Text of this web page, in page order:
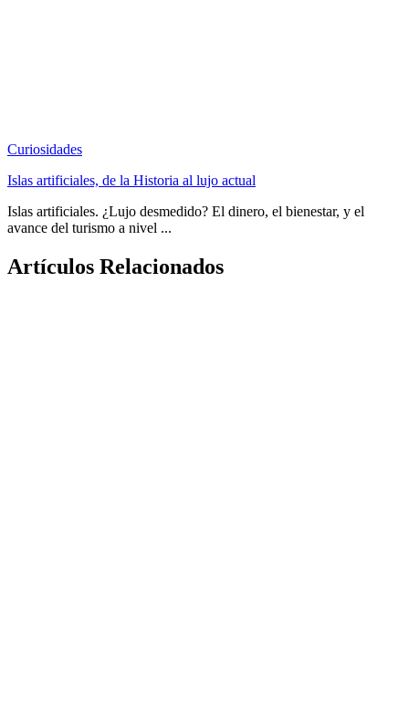
Curiosidades
Islas artificiales, de la Historia al lujo actual
Islas artificiales. ¿Lujo desmedido? El dinero, el bienestar, y el
avance del turismo a nivel ...
Artículos Relacionados